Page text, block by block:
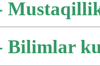
Bilimlar